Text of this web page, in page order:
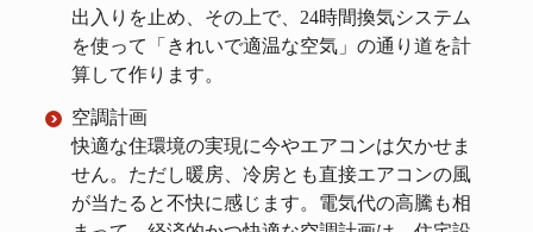
出入りを止め、その上で、24時間換気システム
を使って「きれいで適温な空気」の通り道を計
算して作ります。
空調計画
快適な住環境の実現に今やエアコンは欠かせま
せん。ただし暖房、冷房とも直接エアコンの風
が当たると不快に感じます。電気代の高騰も相